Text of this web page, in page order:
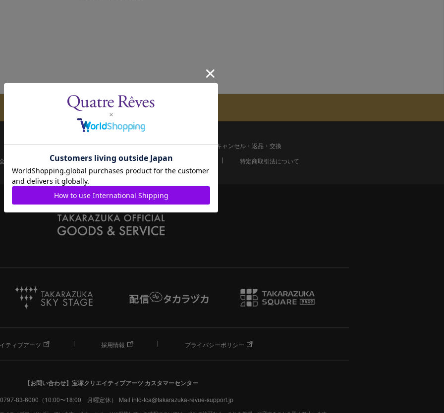
メールマガジンのご案内
配送について お支払い方法 決済について
キャンセル・返品・交換
員ページ 宝塚歌劇共通ID新規会員登録 特定商取引法について
ティブアーツ 採用情報 プライバシーポリシー
【お問い合わせ】 宝塚クリエイティブアーツ カスタマーセンター
83-6000（10:00〜18:00 月曜定休） Mail info-tca@takarazuka-revue-support.jp